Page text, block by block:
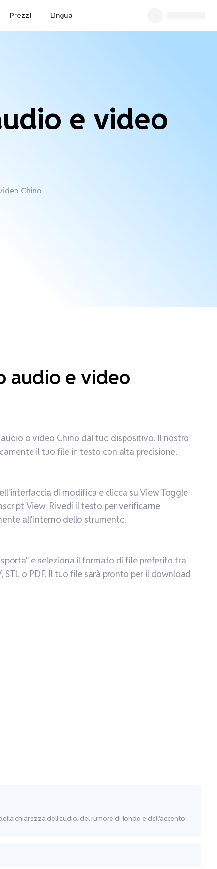
Prezzi Lingua
e video
Chino
audio e video
o video Chino dal tuo dispositivo. Il nostro
il tuo file in testo con alta precisione.
di modifica e clicca su View Toggle
View. Rivedi il testo per verificarne
all'interno dello strumento.
e seleziona il formato di file preferito tra
STL o PDF. Il tuo file sarà pronto per il download
chiarezza dell'audio, del rumore di fondo e dell'accento